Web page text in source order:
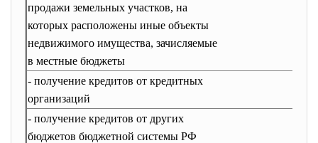
продажи земельных участков, на
которых расположены иные объекты
недвижимого имущества, зачисляемые
в местные бюджеты
- получение кредитов от кредитных
организаций
- получение кредитов от других
бюджетов бюджетной системы РФ